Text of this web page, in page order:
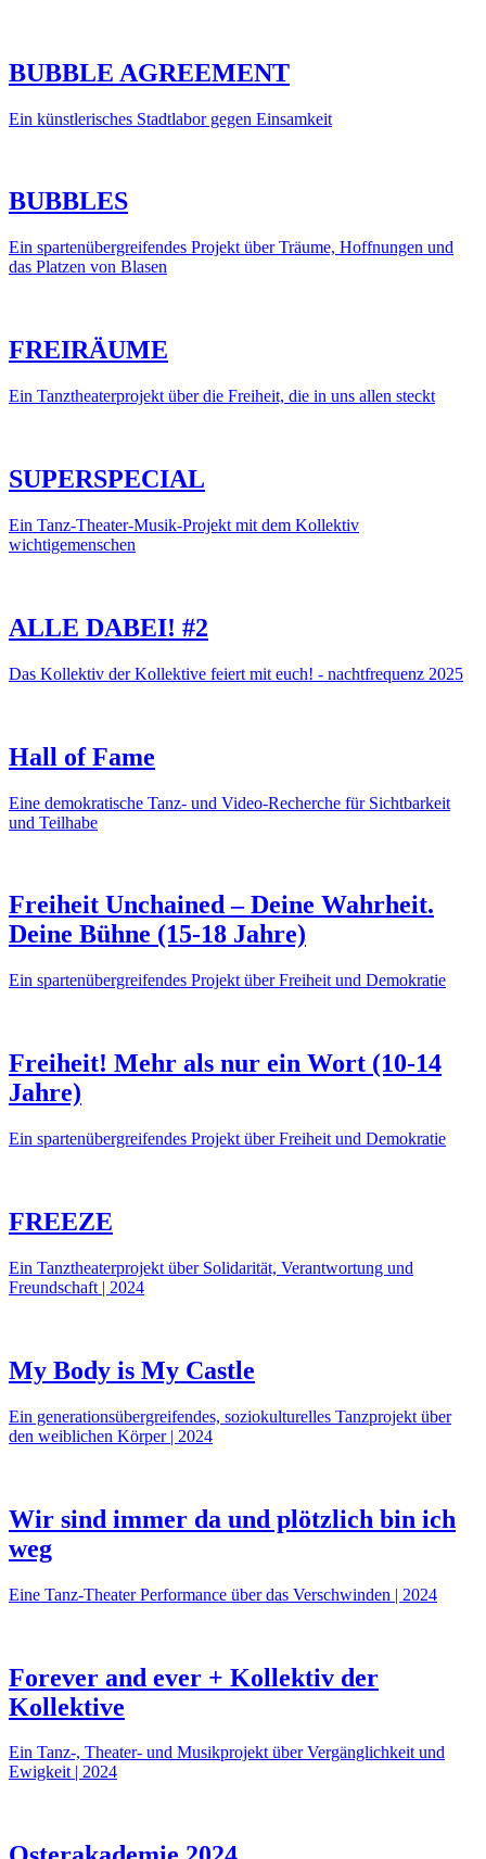
BUBBLE AGREEMENT
Ein künstlerisches Stadtlabor gegen Einsamkeit
BUBBLES
Ein spartenübergreifendes Projekt über Träume, Hoffnungen und
das Platzen von Blasen
FREIRÄUME
Ein Tanztheaterprojekt über die Freiheit, die in uns allen steckt
SUPERSPECIAL
Ein Tanz-Theater-Musik-Projekt mit dem Kollektiv
wichtigemenschen
ALLE DABEI! #2
Das Kollektiv der Kollektive feiert mit euch! - nachtfrequenz 2025
Hall of Fame
Eine demokratische Tanz- und Video-Recherche für Sichtbarkeit
und Teilhabe
Freiheit Unchained – Deine Wahrheit.
Deine Bühne (15-18 Jahre)
Ein spartenübergreifendes Projekt über Freiheit und Demokratie
Freiheit! Mehr als nur ein Wort (10-14
Jahre)
Ein spartenübergreifendes Projekt über Freiheit und Demokratie
FREEZE
Ein Tanztheaterprojekt über Solidarität, Verantwortung und
Freundschaft | 2024
My Body is My Castle
Ein generationsübergreifendes, soziokulturelles Tanzprojekt über
den weiblichen Körper | 2024
Wir sind immer da und plötzlich bin ich
weg
Eine Tanz-Theater Performance über das Verschwinden | 2024
Forever and ever + Kollektiv der
Kollektive
Ein Tanz-, Theater- und Musikprojekt über Vergänglichkeit und
Ewigkeit | 2024